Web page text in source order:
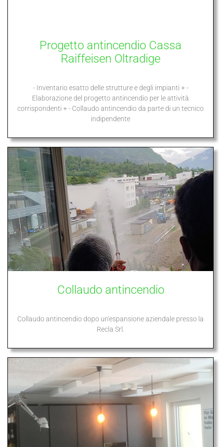
Progetto antincendio Cassa
Raiffeisen Oltradige
- Inventario esatto delle strutture e degli impianti + -
Elaborazione del progetto antincendio per le attività
corrispondenti + - Collaudo antincendio da parte di un tecnico
indipendente
Collaudo antincendio
Collaudo antincendio dopo un'espansione aziendale presso la
Recla Srl.